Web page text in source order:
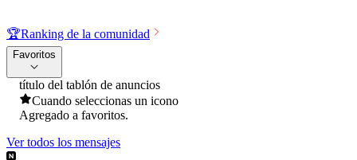
🏆Ranking de la comunidad
Favoritos
título del tablón de anuncios
Cuando seleccionas un icono
Agregado a favoritos.
Ver todos los mensajes